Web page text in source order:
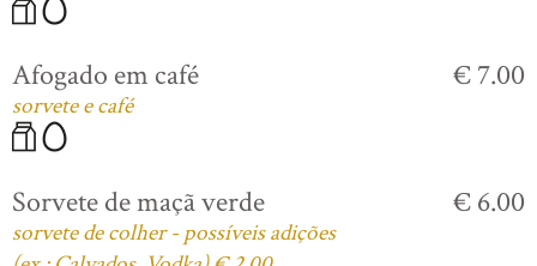
Afogado em café
sorvete e café
€ 7.00
Sorvete de maçã verde
sorvete de colher - possíveis adições
€ 6.00